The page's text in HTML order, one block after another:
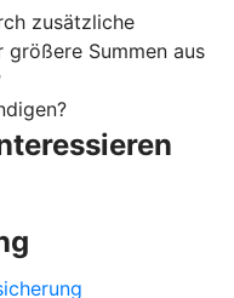
zusätzliche
Summen aus